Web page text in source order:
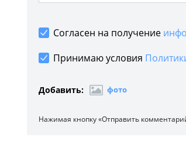
Согласен на получение
Принимаю условия
Добавить: фото
Нажимая кнопку «Отправить